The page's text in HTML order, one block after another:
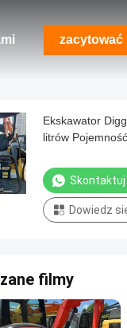
zacytować
Ekskawator
litrów
Dowiedz
filmy